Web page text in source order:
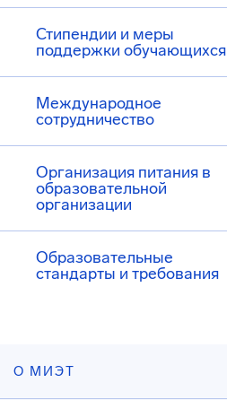
Стипендии и меры
поддержки обучающихся
Международное
сотрудничество
Организация питания в
образовательной
организации
Образовательные
стандарты и требования
О МИЭТ